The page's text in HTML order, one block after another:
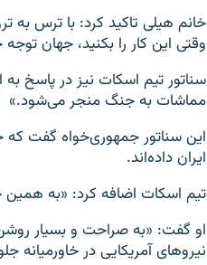
خانم هیلی تاکید کرد: با ترس به
وقتی این کار را بکنید، جهان
سناتور تیم اسکات نیز در
مماشات به جنگ منجر می‌شود.»
ایران داده‌اند.
تیم اسکات اضافه کرد: «به همین
نیروهای آمریکایی در خاورمیانه